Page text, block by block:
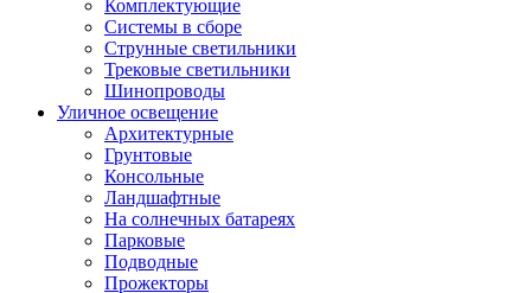
Комплектующие
Системы в сборе
Струнные светильники
Трековые светильники
Шинопроводы
Уличное освещение
Архитектурные
Грунтовые
Консольные
Ландшафтные
На солнечных батареях
Парковые
Подводные
Прожекторы